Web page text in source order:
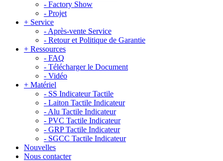
- Factory Show
- Projet
+ Service
- Après-vente Service
- Retour et Politique de Garantie
+ Ressources
- FAQ
- Télécharger le Document
- Vidéo
+ Matériel
- SS Indicateur Tactile
- Laiton Tactile Indicateur
- Alu Tactile Indicateur
- PVC Tactile Indicateur
- GRP Tactile Indicateur
- SGCC Tactile Indicateur
Nouvelles
Nous contacter